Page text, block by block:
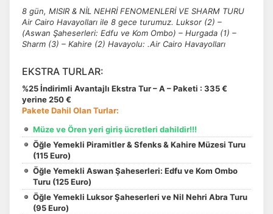
8 gün, MISIR & NİL NEHRİ FENOMENLERİ VE SHARM TURU
Air Cairo Havayolları ile 8 gece turumuz. Luksor (2) –
(Aswan Şaheserleri: Edfu ve Kom Ombo) – Hurgada (1) –
Sharm (3) – Kahire (2) Havayolu: .Air Cairo Havayolları
EKSTRA TURLAR:
%25 İndirimli Avantajlı Ekstra Tur – A – Paketi : 335 €
yerine 250 €
Pakete Dahil Olan Turlar:
Müze ve Ören yeri giriş ücretleri dahildir!!!
Öğle Yemekli Piramitler & Sfenks & Kahire Müzesi Turu
(115 Euro)
Öğle Yemekli Aswan Şaheserleri: Edfu ve Kom Ombo
Turu (125 Euro)
Öğle Yemekli Luksor Şaheserleri ve Nil Nehri Abra Turu
(95 Euro)